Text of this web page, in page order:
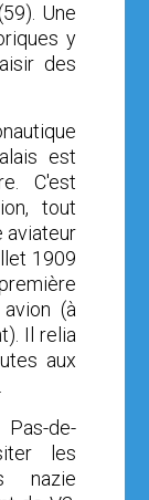
Une
y
des
est
C'est
tout
aviateur
1909
(à
. Il relia
aux
de-
l es
nazie